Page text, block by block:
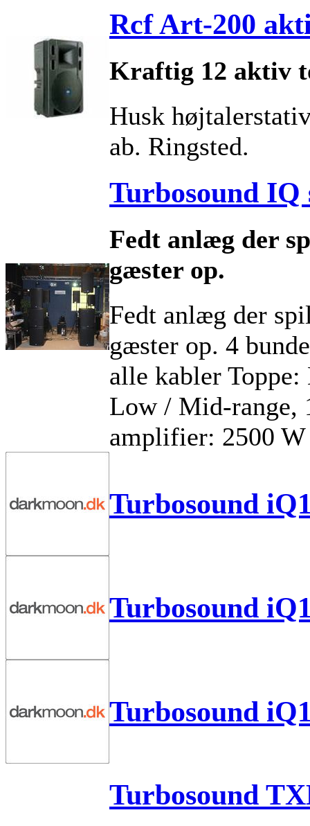
Rcf Art-200
Kraftig 12 aktiv
Husk
ab. Ringsted.
Turbosound IQ
Fedt anlæg der
gæster op.
Fedt anlæg der
gæster op. 4
alle kabler
Low / Mid-range,
amplifier: 2500
Turbosound
Turbosound
Turbosound
Turbosound